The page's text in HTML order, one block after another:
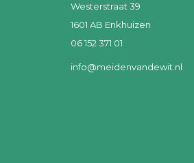
Westerstraat 39
1601 AB Enkhuizen
06 152 371 01
info@meidenvandewit.nl